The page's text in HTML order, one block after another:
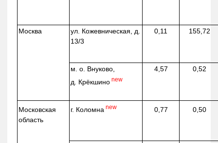
Москва ул. Кожевническая , д.
13/3
0,11 155,72
м. о. Внуково,
д. Крёкшино new
4,57 0,52
Московская
область
г. Коломна new 0,77 0,50